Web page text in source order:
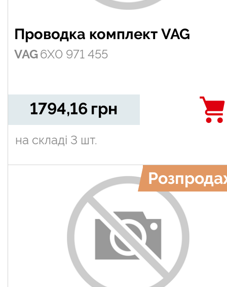
Проводка комплект VAG
VAG6X0 971 455
1794,16 грн
на складі 3 шт.